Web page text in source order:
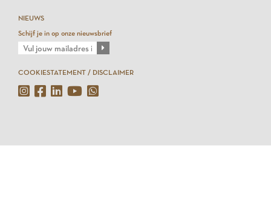
NIEUWS
Schijf je in op onze nieuwsbrief
COOKIESTATEMENT / DISCLAIMER